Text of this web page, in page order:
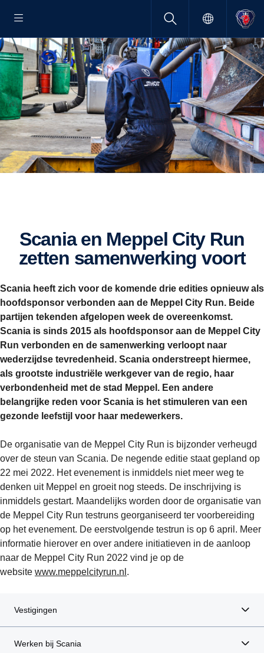
Scania en Meppel City Run
zetten samenwerking voort
Scania heeft zich voor de komende drie edities opnieuw als
hoofdsponsor verbonden aan de Meppel City Run. Beide
partijen tekenden afgelopen week de overeenkomst.
Scania is sinds 2015 als hoofdsponsor aan de Meppel City
Run verbonden en de samenwerking verloopt naar
wederzijdse tevredenheid. Scania onderstreept hiermee,
als grootste industriële werkgever van de regio, haar
verbondenheid met de stad Meppel. Een andere
belangrijke reden voor Scania is het stimuleren van een
gezonde leefstijl voor haar medewerkers.
De organisatie van de Meppel City Run is bijzonder verheugd
over de steun van Scania. De negende editie staat gepland op
22 mei 2022. Het evenement is inmiddels niet meer weg te
denken uit Meppel en groeit nog steeds. De inschrijving is
inmiddels gestart. Maandelijks worden door de organisatie van
de Meppel City Run testruns georganiseerd ter voorbereiding
op het evenement. De eerstvolgende testrun is op 6 april. Meer
informatie hierover en over andere initiatieven in de aanloop
naar de Meppel City Run 2022 vind je op de
website www.meppelcityrun.nl .
Vestigingen
Werken bij Scania